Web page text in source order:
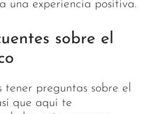
una experiencia positiva.
sobre el
tener preguntas sobre el
que aquí te